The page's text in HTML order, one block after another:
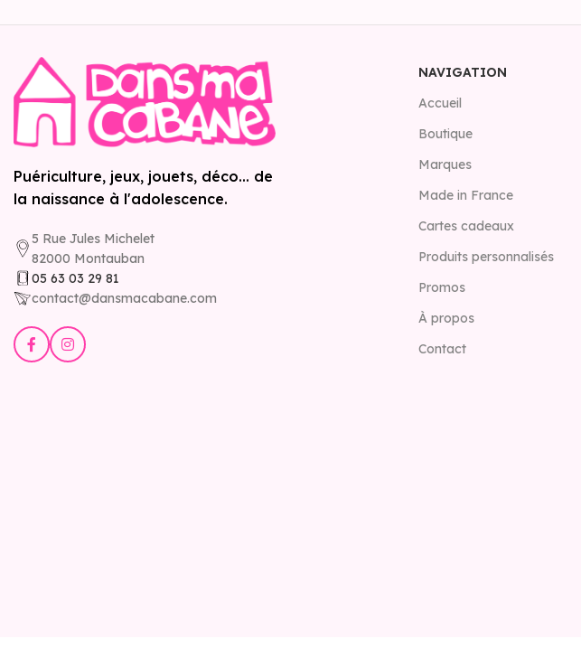
Puériculture, jeux, jouets, déco... de
la naissance à l'adolescence.
5 Rue Jules Michelet
82000 Montauban
05 63 03 29 81
contact@dansmacabane.com
NAVIGATION
Accueil
Boutique
Marques
Made in France
Cartes cadeaux
Produits personnalisés
Promos
À propos
Contact